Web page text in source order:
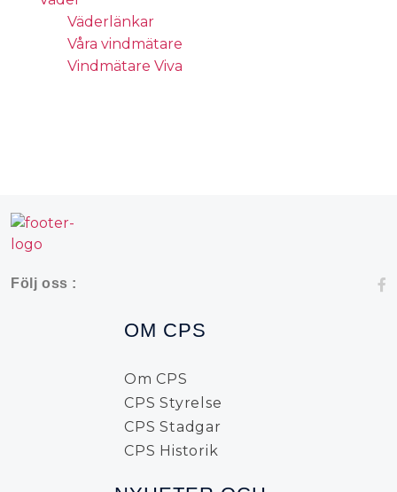
Väderlänkar
Våra vindmätare
Vindmätare Viva
Följ oss :
OM CPS
Om CPS
CPS Styrelse
CPS Stadgar
CPS Historik